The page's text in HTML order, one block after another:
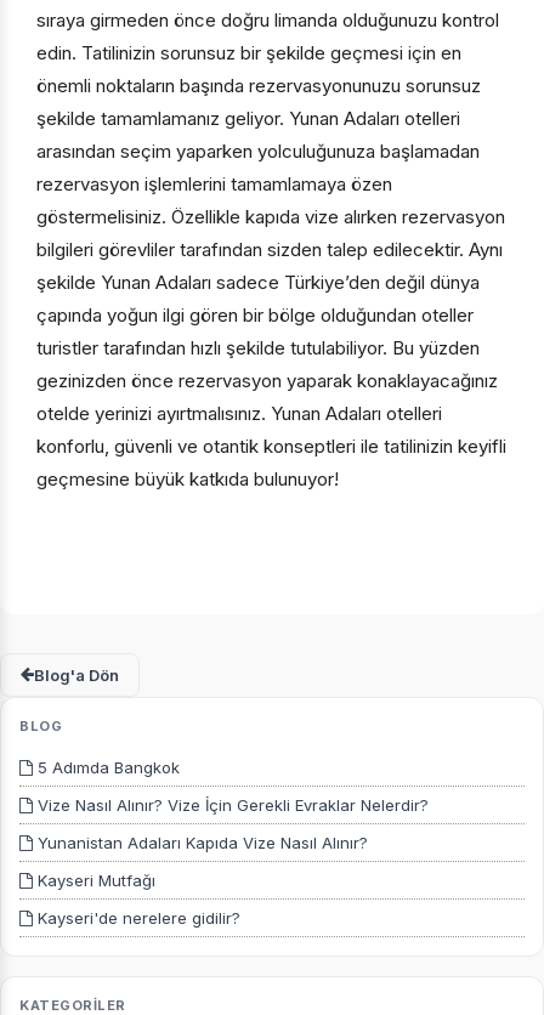
sıraya girmeden önce doğru limanda olduğunuzu kontrol
edin. Tatilinizin sorunsuz bir şekilde geçmesi için en
önemli noktaların başında rezervasyonunuzu sorunsuz
şekilde tamamlamanız geliyor. Yunan Adaları otelleri
arasından seçim yaparken yolculuğunuza başlamadan
rezervasyon işlemlerini tamamlamaya özen
göstermelisiniz. Özellikle kapıda vize alırken rezervasyon
bilgileri görevliler tarafından sizden talep edilecektir. Aynı
şekilde Yunan Adaları sadece Türkiye’den değil dünya
çapında yoğun ilgi gören bir bölge olduğundan oteller
turistler tarafından hızlı şekilde tutulabiliyor. Bu yüzden
gezinizden önce rezervasyon yaparak konaklayacağınız
otelde yerinizi ayırtmalısınız. Yunan Adaları otelleri
konforlu, güvenli ve otantik konseptleri ile tatilinizin keyifli
geçmesine büyük katkıda bulunuyor!
Blog'a Dön
BLOG
5 Adımda Bangkok
Vize Nasıl Alınır? Vize İçin Gerekli Evraklar Nelerdir?
Yunanistan Adaları Kapıda Vize Nasıl Alınır?
Kayseri Mutfağı
Kayseri'de nerelere gidilir?
KATEGORİLER